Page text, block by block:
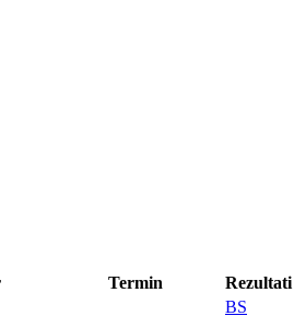
Termin Rezultati
BS